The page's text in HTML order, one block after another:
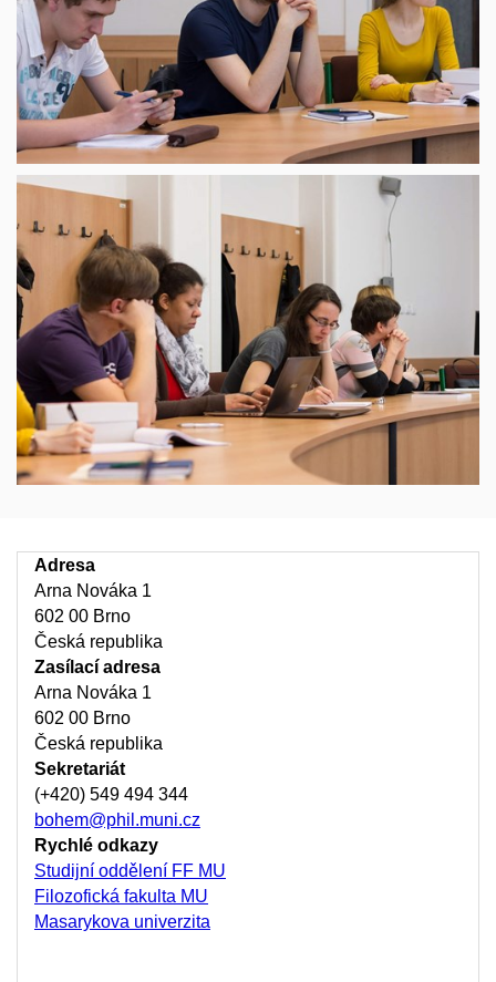
Adresa
Arna Nováka 1
602 00 Brno
Česká republika
Zasílací adresa
Arna Nováka 1
602 00 Brno
Česká republika
Sekretariát
(+420) 549 494 344
bohem@phil.muni.cz
Rychlé odkazy
Studijní oddělení FF MU
Filozofická fakulta MU
Masarykova univerzita